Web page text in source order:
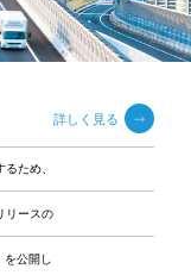
詳しく見る
ため、
リースの
を公開し